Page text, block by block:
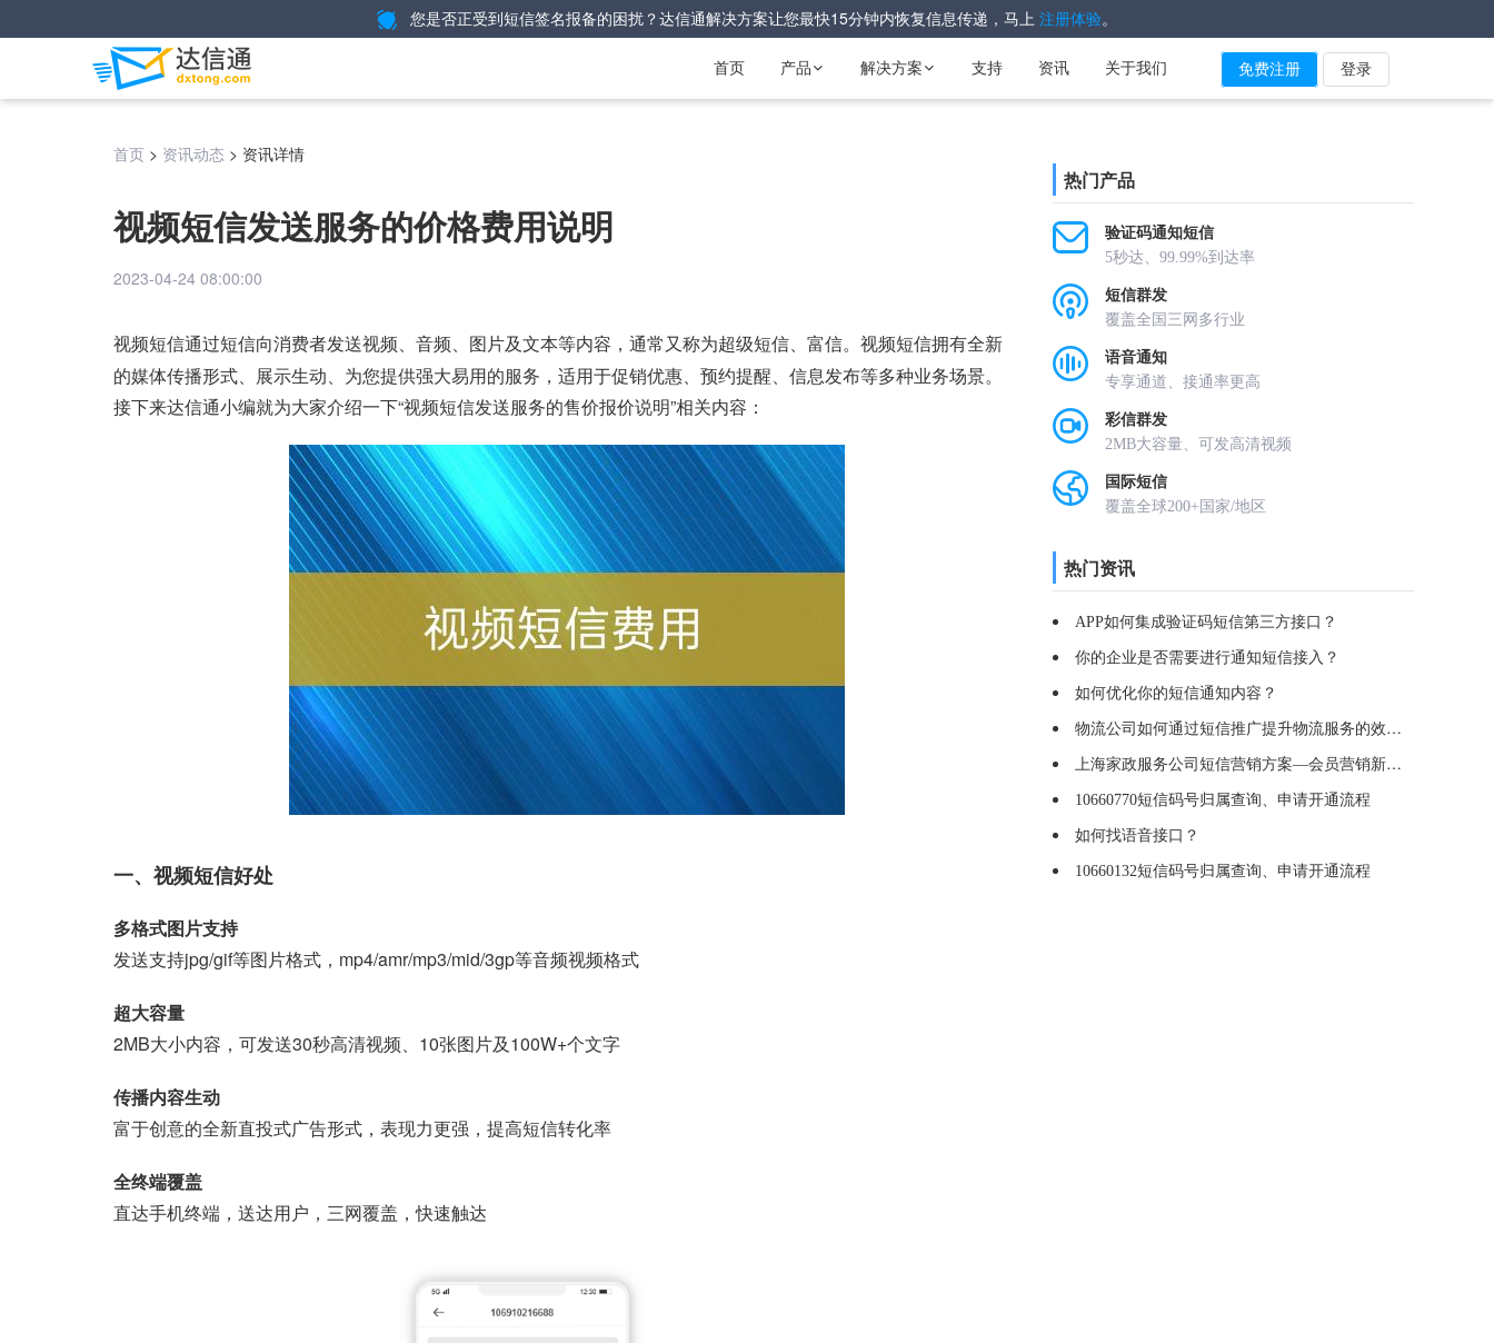
您是否正受到短信签名报备的困扰？达信通解决方案让您最快15分钟内恢复信息传递，马上 注册体验。
首页 产品  解决方案  支持 资讯 关于我们 免费注册 登录
首页 > 资讯动态 > 资讯详情
视频短信发送服务的价格费用说明
2023-04-24 08:00:00
视频短信通过短信向消费者发送视频、音频、图片及文本等内容，通常又称为超级短信、富信。视频短信拥有全新
的媒体传播形式、展示生动、为您提供强大易用的服务，适用于促销优惠、预约提醒、信息发布等多种业务场景。
接下来达信通小编就为大家介绍一下“视频短信发送服务的售价报价说明”相关内容：
一、视频短信好处
多格式图片支持
发送支持jpg/gif等图片格式，mp4/amr/mp3/mid/3gp等音频视频格式
超大容量
2MB大小内容，可发送30秒高清视频、10张图片及100W+个文字
传播内容生动
富于创意的全新直投式广告形式，表现力更强，提高短信转化率
全终端覆盖
直达手机终端，送达用户，三网覆盖，快速触达
热门产品
验证码通知短信
5秒达、99.99%到达率
短信群发
覆盖全国三网多行业
语音通知
专享通道、接通率更高
彩信群发
2MB大容量、可发高清视频
国际短信
覆盖全球200+国家/地区
热门资讯
APP如何集成验证码短信第三方接口？
你的企业是否需要进行通知短信接入？
如何优化你的短信通知内容？
物流公司如何通过短信推广提升物流服务的效率？
上海家政服务公司短信营销方案—会员营销新方式
10660770短信码号归属查询、申请开通流程
如何找语音接口？
10660132短信码号归属查询、申请开通流程